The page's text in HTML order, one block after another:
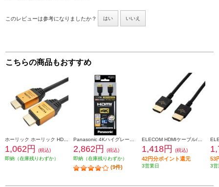
このレビューは参考になりましたか？ はい いいえ
こちらの商品もおすすめ
1,062円
(税込)
即納（在庫残りわずか）
2,862円
(税込)
即納（在庫残りわずか）
(9件)
1,418円 (税込)
42円分ポイント還元
3営業日
53
3営